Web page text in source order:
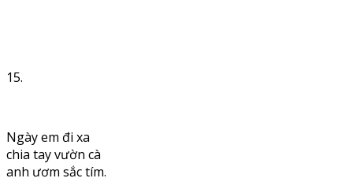
15.
Ngày em đi xa
chia tay vườn cà
anh ươm sắc tím.